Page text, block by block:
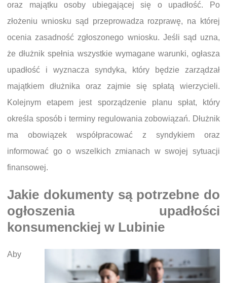
oraz majątku osoby ubiegającej się o upadłość. Po
złożeniu wniosku sąd przeprowadza rozprawę, na której
ocenia zasadność zgłoszonego wniosku. Jeśli sąd uzna,
że dłużnik spełnia wszystkie wymagane warunki, ogłasza
upadłość i wyznacza syndyka, który będzie zarządzał
majątkiem dłużnika oraz zajmie się spłatą wierzycieli.
Kolejnym etapem jest sporządzenie planu spłat, który
określa sposób i terminy regulowania zobowiązań. Dłużnik
ma obowiązek współpracować z syndykiem oraz
informować go o wszelkich zmianach w swojej sytuacji
finansowej.
Jakie dokumenty są potrzebne do
ogłoszenia upadłości
konsumenckiej w Lubinie
Aby